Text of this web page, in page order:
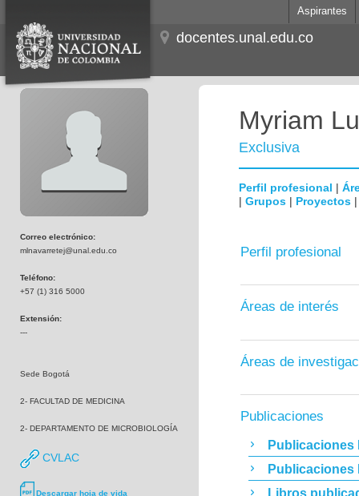
Aspirantes
docentes.unal.edu.co
Correo electrónico:
mlnavarretej@unal.edu.co
Teléfono:
+57 (1) 316 5000
Extensión:
---
Sede Bogotá
2- FACULTAD DE MEDICINA
2- DEPARTAMENTO DE MICROBIOLOGÍA
CVLAC
Descargar hoja de vida
Myriam
Exclusiva
Perfil profesional |
| Grupos | Proyectos
Perfil profesional
Áreas de interés
Áreas de
Publicaciones
Publicaciones
Publicaciones
Libros